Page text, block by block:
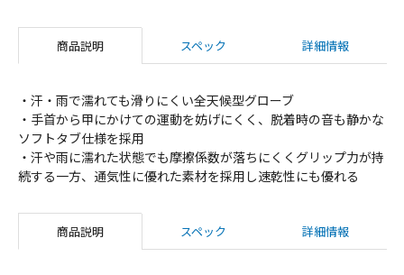
商品説明 スペック 詳細情報
・汗・雨で濡れても滑りにくい全天候型グローブ
・手首から甲にかけての運動を妨げにくく、脱着時の音も静かな
ソフトタブ仕様を採用
・汗や雨に濡れた状態でも摩擦係数が落ちにくくグリップ力が持
続する一方、通気性に優れた素材を採用し速乾性にも優れる
商品説明 スペック 詳細情報